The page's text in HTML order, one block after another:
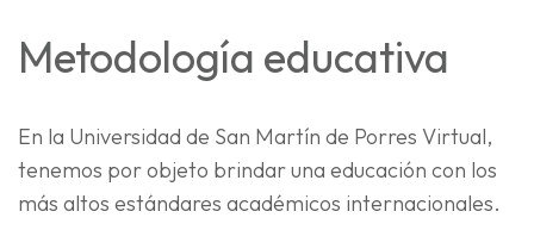
Metodología educativa
En la Universidad de San Martín de Porres Virtual,
tenemos por objeto brindar una educación con los
más altos estándares académicos internacionales.